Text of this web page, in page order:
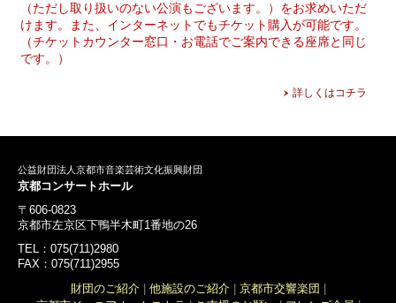
（ただし取り扱いのない公演もございます。）をお求めいただ
けます。また、インターネットでもチケット購入が可能です。
（チケットカウンター窓口・お電話でご案内できる座席と同じ
です。）
詳しくはコチラ
公益財団法人京都市音楽芸術文化振興財団
京都コンサートホール
〒606-0823
京都市左京区下鴨半木町1番地の26
TEL：075(711)2980
FAX：075(711)2955
財団のご紹介| 他施設のご紹介| 京都市交響楽団